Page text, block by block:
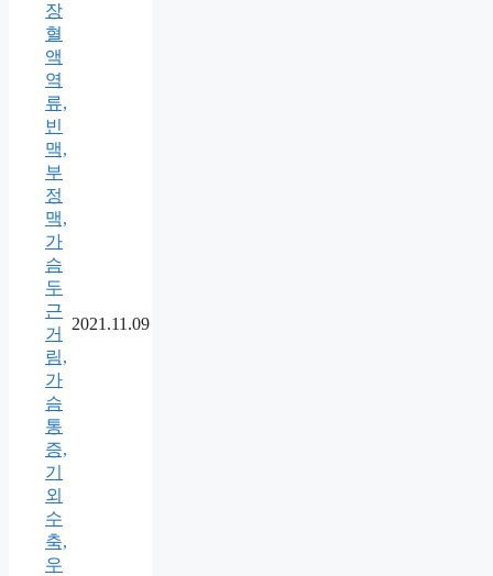
장
혈
액
역
류,
빈
맥,
부
정
맥,
가
슴
두
근
거
림,
가
슴
통
증,
기
외
수
축,
우
2021.11.09